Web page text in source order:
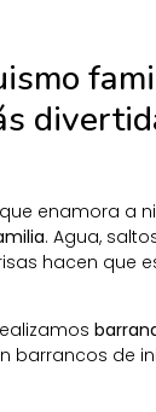
enamora a
. Agua,
hacen que
barrancos de